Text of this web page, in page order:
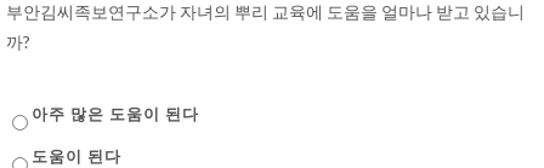
부안김씨족보연구소가 자녀의 뿌리 교육에 도움을 얼마나 받고 있습니
까?
아주 많은 도움이 된다
도움이 된다